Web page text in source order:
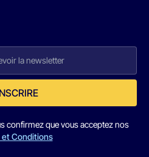
confirmez que vous acceptez nos
et Conditions